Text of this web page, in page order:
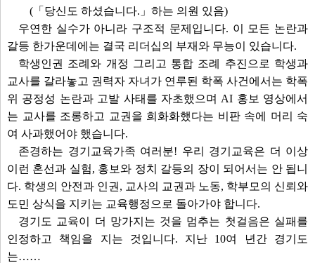
(「당신도 하셨습니다.」하는 의원 있음)
우연한 실수가 아니라 구조적 문제입니다. 이 모든 논란과
갈등 한가운데에는 결국 리더십의 부재와 무능이 있습니다.
학생인권 조례와 개정 그리고 통합 조례 추진으로 학생과
교사를 갈라놓고 권력자 자녀가 연루된 학폭 사건에서는 학폭
위 공정성 논란과 고발 사태를 자초했으며 AI 홍보 영상에서
는 교사를 조롱하고 교권을 희화화했다는 비판 속에 머리 숙
여 사과했어야 했습니다.
존경하는 경기교육가족 여러분! 우리 경기교육은 더 이상
이런 혼선과 실험, 홍보와 정치 갈등의 장이 되어서는 안 됩니
다. 학생의 안전과 인권, 교사의 교권과 노동, 학부모의 신뢰와
도민 상식을 지키는 교육행정으로 돌아가야 합니다.
경기도 교육이 더 망가지는 것을 멈추는 첫걸음은 실패를
인정하고 책임을 지는 것입니다. 지난 10여 년간 경기도
는……